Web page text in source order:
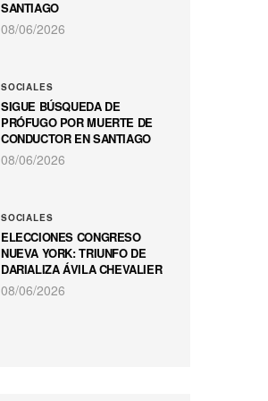
SANTIAGO
08/06/2026
SOCIALES
SIGUE BÚSQUEDA DE
PRÓFUGO POR MUERTE DE
CONDUCTOR EN SANTIAGO
08/06/2026
SOCIALES
ELECCIONES CONGRESO
NUEVA YORK: TRIUNFO DE
DARIALIZA ÁVILA CHEVALIER
08/06/2026